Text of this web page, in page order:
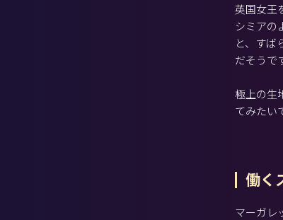
英国女王
シミアの
と、すば
だそうで
極上の生
てみたい
働く
マーガレ